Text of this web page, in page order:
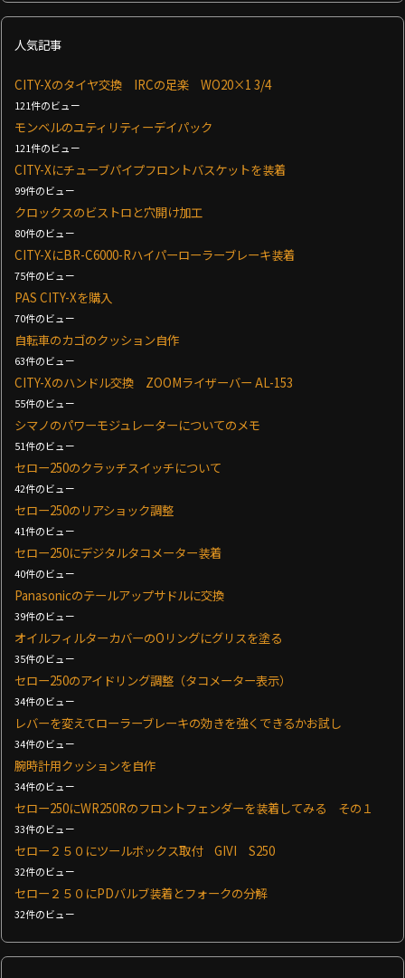
人気記事
CITY-Xのタイヤ交換 IRCの足楽 WO20×1 3/4
121件のビュー
モンベルのユティリティーデイパック
121件のビュー
CITY-Xにチューブパイプフロントバスケットを装着
99件のビュー
クロックスのビストロと穴開け加工
80件のビュー
CITY-XにBR-C6000-Rハイパーローラーブレーキ装着
75件のビュー
PAS CITY-Xを購入
70件のビュー
自転車のカゴのクッション自作
63件のビュー
CITY-Xのハンドル交換 ZOOMライザーバー AL-153
55件のビュー
シマノのパワーモジュレーターについてのメモ
51件のビュー
セロー250のクラッチスイッチについて
42件のビュー
セロー250のリアショック調整
41件のビュー
セロー250にデジタルタコメーター装着
40件のビュー
Panasonicのテールアップサドルに交換
39件のビュー
オイルフィルターカバーのOリングにグリスを塗る
35件のビュー
セロー250のアイドリング調整（タコメーター表示）
34件のビュー
レバーを変えてローラーブレーキの効きを強くできるかお試し
34件のビュー
腕時計用クッションを自作
34件のビュー
セロー250にWR250Rのフロントフェンダーを装着してみる その１
33件のビュー
セロー２５０にツールボックス取付 GIVI S250
32件のビュー
セロー２５０にPDバルブ装着とフォークの分解
32件のビュー